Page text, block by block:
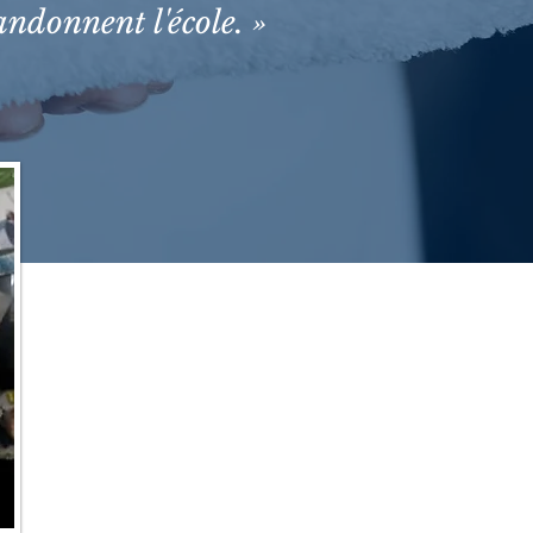
l'école. »